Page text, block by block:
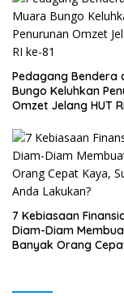
Pedagang Bendera
Bungo Keluhkan
Omzet Jelang HUT
7 Kebiasaan
Diam-Diam
Banyak Orang